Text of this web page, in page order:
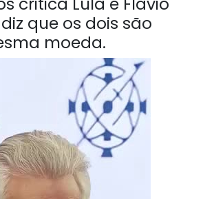
que os dois são
moeda.